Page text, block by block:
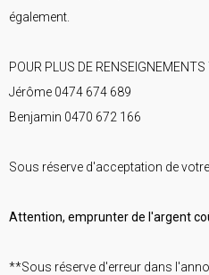
également.
POUR PLUS DE RENSEIGNEMENTS
Jérôme 0474 674 689
Benjamin 0470 672 166
Sous réserve d'acceptation de
Attention, emprunter de l'argent
**Sous réserve d'erreur dans